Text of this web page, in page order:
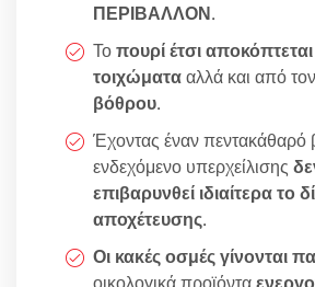
ΠΕΡΙΒΑΛΛΟΝ.
Τοπουρί έτσι
τοιχώματααλλά και από τον
βόθρου.
Έχοντας έναν πεντακάθαρό
ενδεχόμενο υπερχείλισης
επιβαρυνθεί ιδιαίτερα το
αποχέτευσης.
Οι κακές οσμές γίνονται